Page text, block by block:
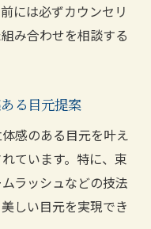
には必ずカウンセリ
み合わせを相談する
る目元提案
感のある目元を叶え
ています。特に、束
ラッシュなどの技法
しい目元を実現でき